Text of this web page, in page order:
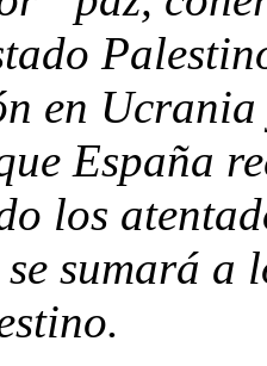
en
España
los
sumará a